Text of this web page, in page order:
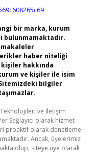
bir marka, kurum
bulunmamaktadır.
makaleler
haber niteliği
hakkında
ve kişiler ile isim
bilgiler
Teknolojileri ve İletişim
Sağlayıcı olarak hizmet
proaktif olarak denetleme
Ancak, üyelerimiz
olup, siteye üye olarak